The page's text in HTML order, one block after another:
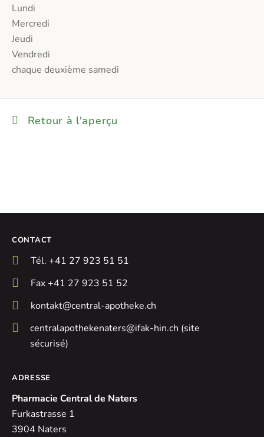
Lundi
Mercredi
Jeudi
Vendredi
chaque deuxième samedi
Retour à l'aperçu
CONTACT
Tél. +41 27 923 51 51
Fax +41 27 923 51 52
kontakt@central-apotheke.ch
centralapothekenaters@ifak-hin.ch (site
sécurisé)
ADRESSE
Pharmacie Central de Naters
Furkastrasse 1
3904 Naters